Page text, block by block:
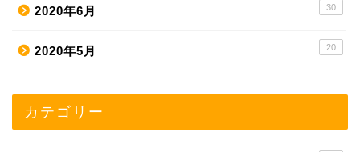
2020年6月 30
2020年5月 20
カテゴリー